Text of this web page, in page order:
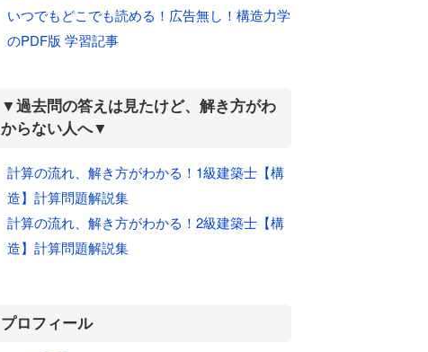
いつでもどこでも読める！広告無し！構造力学
のPDF版 学習記事
▼過去問の答えは見たけど、解き方がわ
からない人へ▼
計算の流れ、解き方がわかる！1級建築士【構
造】計算問題解説集
計算の流れ、解き方がわかる！2級建築士【構
造】計算問題解説集
プロフィール